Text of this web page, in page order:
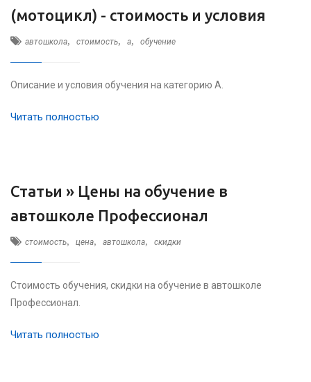
(мотоцикл) - стоимость и условия
автошкола, стоимость, а, обучение
Описание и условия обучения на категорию А.
Читать полностью
Статьи » Цены на обучение в
автошколе Профессионал
стоимость, цена, автошкола, скидки
Стоимость обучения, скидки на обучение в автошколе
Профессионал.
Читать полностью